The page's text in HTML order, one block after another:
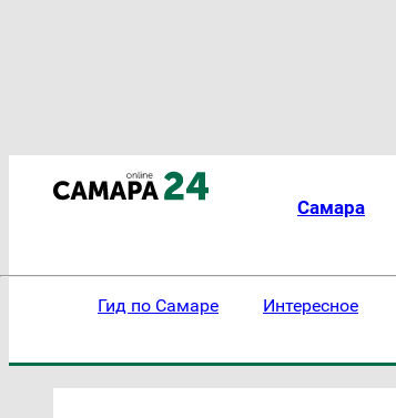
Самара
Гид по Самаре Интересное